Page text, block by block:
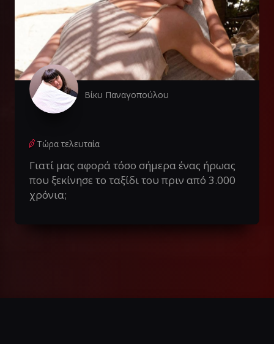
Βίκυ Παναγοπούλου
Τώρα τελευταία
Γιατί μας αφορά τόσο σήμερα ένας ήρωας
που ξεκίνησε το ταξίδι του πριν από 3.000
χρόνια;